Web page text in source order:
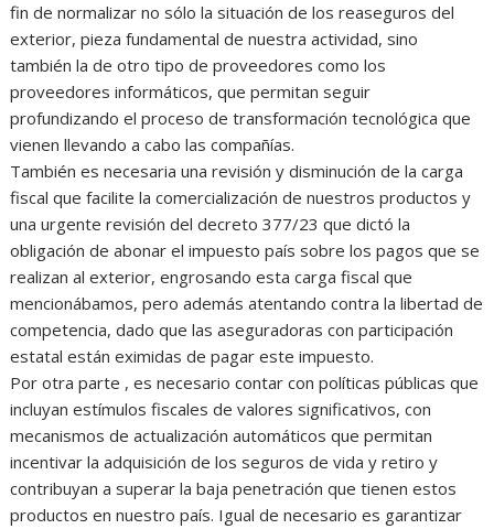
fin de normalizar no sólo la situación de los reaseguros del
exterior, pieza fundamental de nuestra actividad, sino
también la de otro tipo de proveedores como los
proveedores informáticos, que permitan seguir
profundizando el proceso de transformación tecnológica que
vienen llevando a cabo las compañías.
También es necesaria una revisión y disminución de la carga
fiscal que facilite la comercialización de nuestros productos y
una urgente revisión del decreto 377/23 que dictó la
obligación de abonar el impuesto país sobre los pagos que se
realizan al exterior, engrosando esta carga fiscal que
mencionábamos, pero además atentando contra la libertad de
competencia, dado que las aseguradoras con participación
estatal están eximidas de pagar este impuesto.
Por otra parte , es necesario contar con políticas públicas que
incluyan estímulos fiscales de valores significativos, con
mecanismos de actualización automáticos que permitan
incentivar la adquisición de los seguros de vida y retiro y
contribuyan a superar la baja penetración que tienen estos
productos en nuestro país. Igual de necesario es garantizar